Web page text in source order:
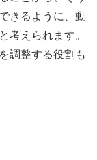
きるように、動
考えられます。
調整する役割も